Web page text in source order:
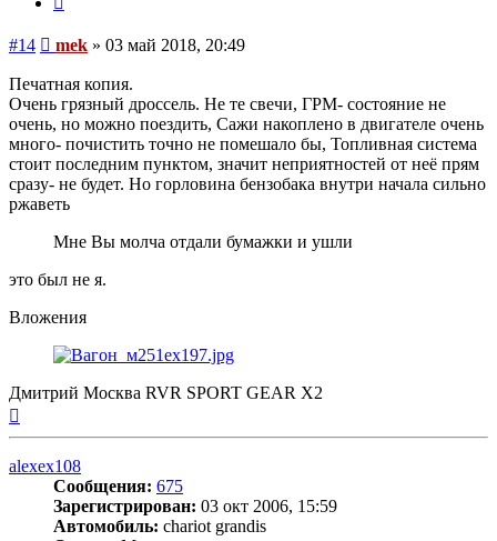
#14 Сообщение
mek » 03 май 2018, 20:49
Печатная копия.
Очень грязный дроссель. Не те свечи, ГРМ- состояние не
очень, но можно поездить, Сажи накоплено в двигателе очень
много- почистить точно не помешало бы, Топливная система
стоит последним пунктом, значит неприятностей от неё прям
сразу- не будет. Но горловина бензобака внутри начала сильно
ржаветь
Мне Вы молча отдали бумажки и ушли
это был не я.
Вложения
Дмитрий Москва RVR SPORT GEAR X2
alexex108
Сообщения: 675
Зарегистрирован: 03 окт 2006, 15:59
Автомобиль: chariot grandis